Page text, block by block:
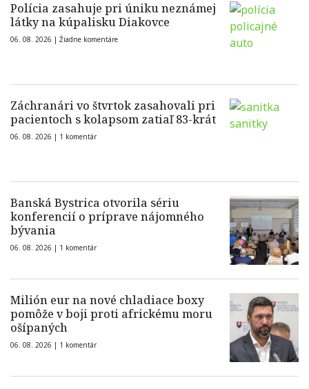
Polícia zasahuje pri úniku neznámej
látky na kúpalisku Diakovce
06. 08. 2026 | Žiadne komentáre
Záchranári vo štvrtok zasahovali pri
pacientoch s kolapsom zatiaľ 83-krát
06. 08. 2026 | 1 komentár
Banská Bystrica otvorila sériu
konferencií o príprave nájomného
bývania
06. 08. 2026 | 1 komentár
Milión eur na nové chladiace boxy
pomôže v boji proti africkému moru
ošípaných
06. 08. 2026 | 1 komentár